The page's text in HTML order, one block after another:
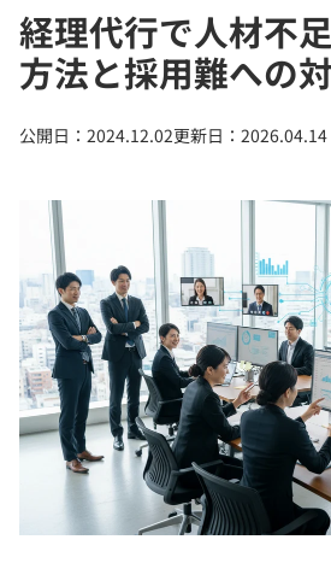
経理代行で人材不
方法と採用難への
公開日： 2024.12.02更新日： 2026.04.14